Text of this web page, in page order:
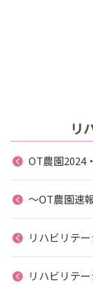
リ
OT農園2024
～OT農園速
リハビリテ
リハビリテ